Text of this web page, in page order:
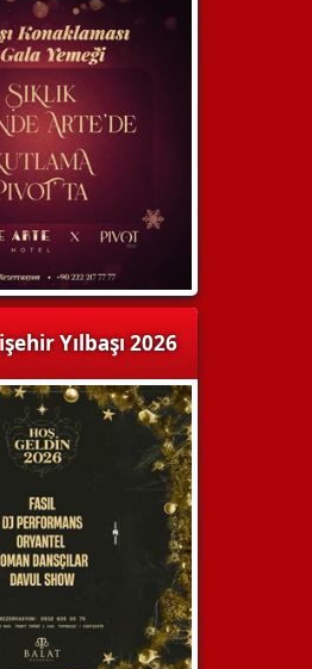
Yılbaşı 2026